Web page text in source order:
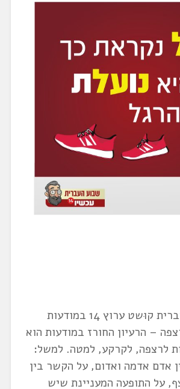
לרגל שבוע העברית קוּשט ערוץ 14 במודעות
– הרעיון החורז במודעות הוא
לרצפה, לקרקע, למטה. למשל:
אדם אדמה ואדום, על הקשר בין
על התופעה המעניינת שיש